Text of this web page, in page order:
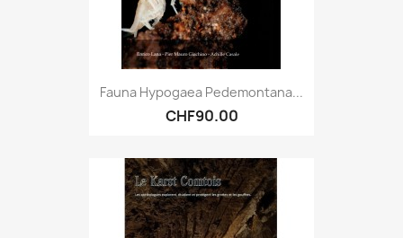
Fauna Hypogaea Pedemontana...
CHF90.00